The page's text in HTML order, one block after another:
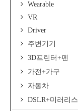
Wearable
VR
Driver
주변기기
3D프린터+펜
가전+가구
자동차
DSLR+미러리스